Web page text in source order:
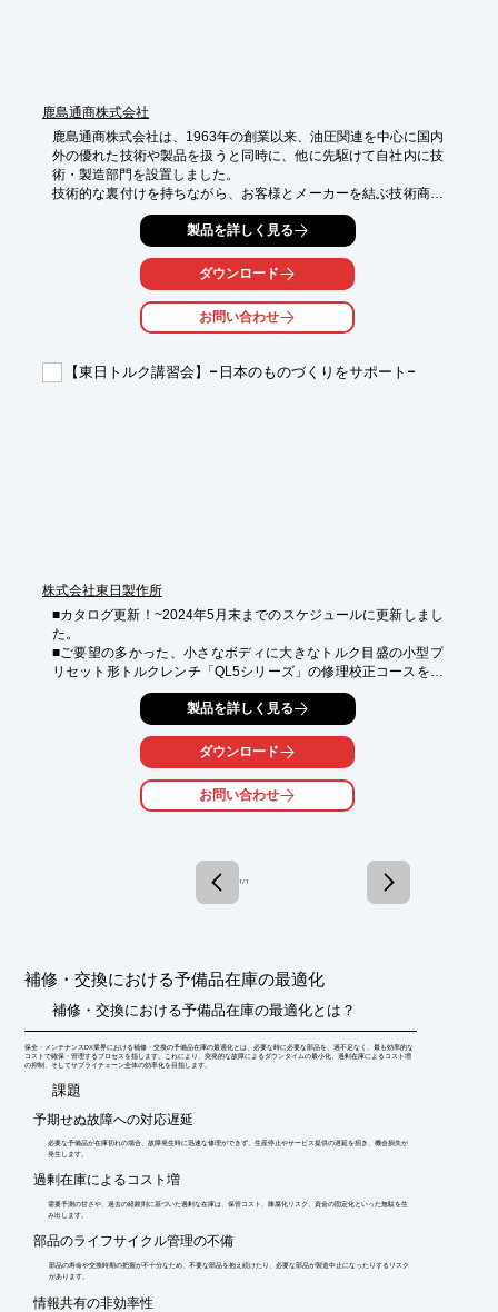
鹿島通商株式会社
鹿島通商株式会社は、1963年の創業以来、油圧関連を中心に国内
外の優れた技術や製品を扱うと同時に、他に先駆けて自社内に技
術・製造部門を設置しました。
技術的な裏付けを持ちながら、お客様とメーカーを結ぶ技術商社
として、数々のプロジェクトに取り組み、厚い信頼を得てきまし
これからも「真心」と「感謝」の気持ちで応えるカシマイズムを
胸に、よりよい製品の提供・提案や技術開発を通じて、お客様の
満足と豊かな社会の創造に貢献したいと願っています。
【主要取扱品】
イルクーラ　など
○油圧関連機器
製品を詳しく見る
ダウンロード
お問い合わせ
【東日トルク講習会】−日本のものづくりをサポート−
株式会社東日製作所
■カタログ更新！~2024年5月末までのスケジュールに更新しまし
た。
■ご要望の多かった、小さなボディに大きなトルク目盛の小型プ
リセット形トルクレンチ「QL5シリーズ」の修理校正コースを定
◆業務ですぐに役に立つ「東日トルク講習会」は、延べ参加企業
様は3300 社、8300 名を超えました。（1999/11 ～ 2023/3 の延
◆Tコースでは、トルク管理やトルク機器の基礎が学べます。こ
れからトルク管理を導入される場合や作業者/新入社員教育として
好適です。特に実技ではトルク管理を実体験により理解を深める
ライバの修理・校正方法が学べます。テスタを所有している企業
様や、これから導入して「社内校正・修理」をする場合に適して
◆R3コースはトルクレンチテスタ/トルクドライバテスタの【自
社校正】や簡単な調整が行えるようにするコースです。
製品を詳しく見る
ダウンロード
お問い合わせ
1 / 1
補修・交換における予備品在庫の最適化
補修・交換における予備品在庫の最適化とは？
保全・メンテナンスDX業界における補修・交換の予備品在庫の最適化とは、必要な時に必要な部品を、過不足なく、最も効率的な
コストで確保・管理するプロセスを指します。これにより、突発的な故障によるダウンタイムの最小化、過剰在庫によるコスト増
の抑制、そしてサプライチェーン全体の効率化を目指します。
​課題
予期せぬ故障への対応遅延
必要な予備品が在庫切れの場合、故障発生時に迅速な修理ができず、生産停止やサービス提供の遅延を招き、機会損失が
発生します。
過剰在庫によるコスト増
需要予測の甘さや、過去の経験則に基づいた過剰な在庫は、保管コスト、陳腐化リスク、資金の固定化といった無駄を生
み出します。
部品のライフサイクル管理の不備
部品の寿命や交換時期の把握が不十分なため、不要な部品を抱え続けたり、必要な部品が製造中止になったりするリスク
があります。
情報共有の非効率性